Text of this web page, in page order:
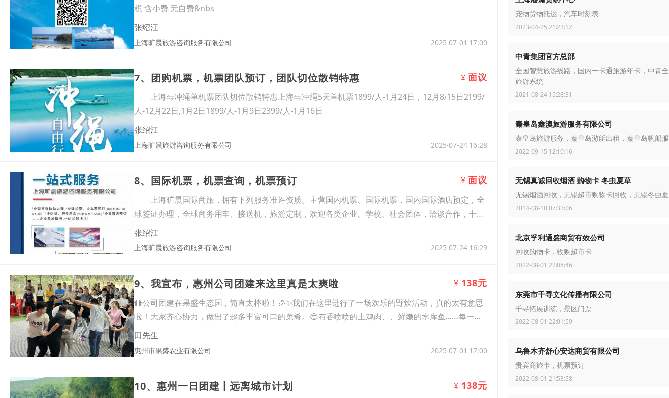
税 含小费 无自费&nbs
张绍江
上海旷晨旅游咨询服务有限公司 2025-07-01 17:00
7、团购机票，机票团队预订，团队切位散销特惠 ¥ 面议
上海⇋冲绳单机票团队切位散销特惠上海⇋冲绳5天单机票1899/人-1月24日，12月8/15日2199/
人-12月22日,1月2日1899/人-1月9日2399/人-1月16日
张绍江
上海旷晨旅游咨询服务有限公司 2025-07-24 16:28
8、国际机票，机票查询，机票预订 ¥ 面议
上海旷晨国际商旅，拥有下列服务准许资质。主营国内机票、国际机票，国内国际酒店预定，全
球签证办理，全球商务用车、接送机，旅游定制，欢迎各类企业、学校、社会团体，洽谈合作，十多
位专
张绍江
上海旷晨旅游咨询服务有限公司 2025-07-24 16:29
9、我宣布，惠州公司团建来这里真是太爽啦 ¥ 138元
👫公司团建在果盛生态园，简直太棒啦！🎉✨我们在这里进行了一场欢乐的野炊活动，真的太有意思
啦！大家齐心协力，做出了超多丰富可口的菜肴。😍有香喷喷的土鸡肉、、鲜嫩的水库鱼……每一道
菜都
田先生
惠州市果盛农业有限公司 2025-07-01 17:00
10、惠州一日团建丨远离城市计划 ¥ 138元
宠物货物托运，汽车时刻表
2023-04-25 21:23:12
中青集团官方总部
全国智慧旅游线路，国内一卡通旅游年卡，中青
旅游系统
2021-08-24 15:28:31
秦皇岛鑫澳旅游服务有限公司
秦皇岛旅游服务，秦皇岛游艇出租，秦皇岛帆船
2022-09-15 12:10:16
无锡真诚回收烟酒 购物卡 冬虫夏草
无锡烟酒回收，无锡超市购物卡回收，无锡冬虫
2014-08-10 07:33:06
北京孚利通盛商贸有效公司
回收购物卡，收购超市卡
2022-08-01 22:08:46
东莞市千寻文化传播有限公司
千寻拓展训练，景区门票
2022-08-01 22:01:59
乌鲁木齐舒心安达商贸有限公司
贵宾商旅卡，机票预订
2022-08-01 21:53:58